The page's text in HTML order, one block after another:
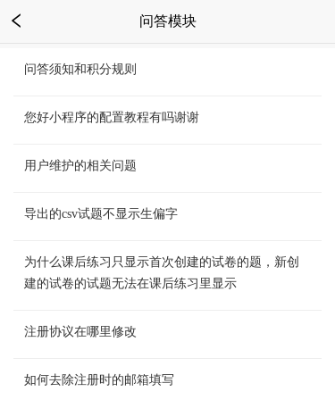
问答模块
问答须知和积分规则
您好小程序的配置教程有吗谢谢
用户维护的相关问题
导出的csv试题不显示生偏字
为什么课后练习只显示首次创建的试卷的题，新创
建的试卷的试题无法在课后练习里显示
注册协议在哪里修改
如何去除注册时的邮箱填写